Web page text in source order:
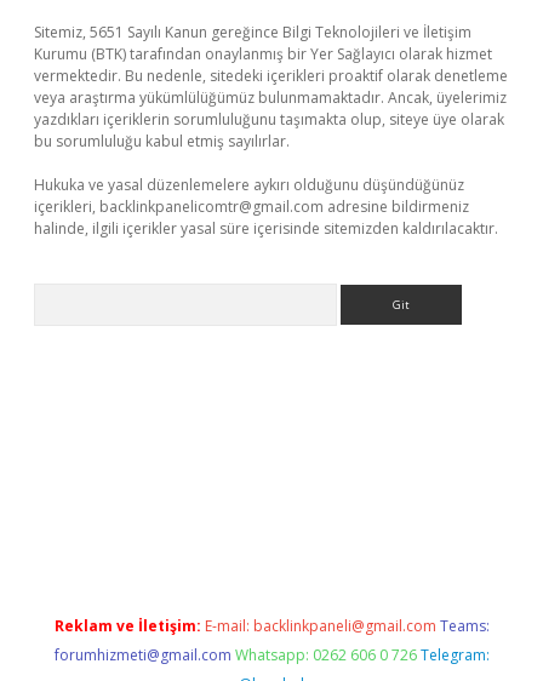
Sitemiz, 5651 Sayılı Kanun gereğince Bilgi Teknolojileri ve İletişim
Kurumu (BTK) tarafından onaylanmış bir Yer Sağlayıcı olarak hizmet
vermektedir. Bu nedenle, sitedeki içerikleri proaktif olarak denetleme
veya araştırma yükümlülüğümüz bulunmamaktadır. Ancak, üyelerimiz
yazdıkları içeriklerin sorumluluğunu taşımakta olup, siteye üye olarak
bu sorumluluğu kabul etmiş sayılırlar.
Hukuka ve yasal düzenlemelere aykırı olduğunu düşündüğünüz
içerikleri, backlinkpanelicomtr@gmail.com adresine bildirmeniz
halinde, ilgili içerikler yasal süre içerisinde sitemizden kaldırılacaktır.
Reklam ve İletişim: E-mail: backlinkpaneli@gmail.com Teams:
forumhizmeti@gmail.com Whatsapp: 0262 606 0 726 Telegram: